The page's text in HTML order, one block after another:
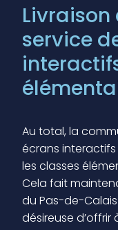
Livraison
service
Au total, la
écrans interactifs
les classes
Cela fait
du Pas-de-
désireuse